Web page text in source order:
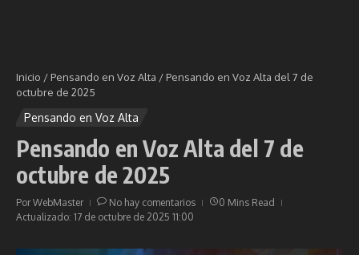
Inicio / Pensando en Voz Alta / Pensando en Voz Alta del 7 de
octubre de 2025
Pensando en Voz Alta
Pensando en Voz Alta del 7 de
octubre de 2025
PorWebMaster No hay comentarios
0 Mins Read
Actualizado: 17 de octubre de 2025 11:00